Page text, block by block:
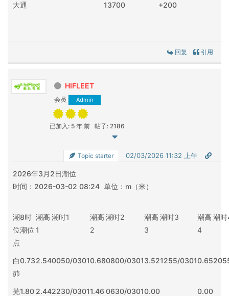
大通
13700 +200
回复 引用
HIFLEET
会员 Admin
已加入: 5 年 前 帖子: 2186
Topic starter 02/03/2026 11:32 上午
2026年3月2日潮位
时间：2026-03-02 08:24 单位：m（米）
潮
位
点
8时
潮位
潮高
1
潮时1
潮高
2
潮时2
潮高
3
潮时3
潮高
4
潮时
白
茆
0.732.540050/03010.680800/03013.521255/03010.65
芜1.80 2.442230/03011.46 0630/03010.00 0.00